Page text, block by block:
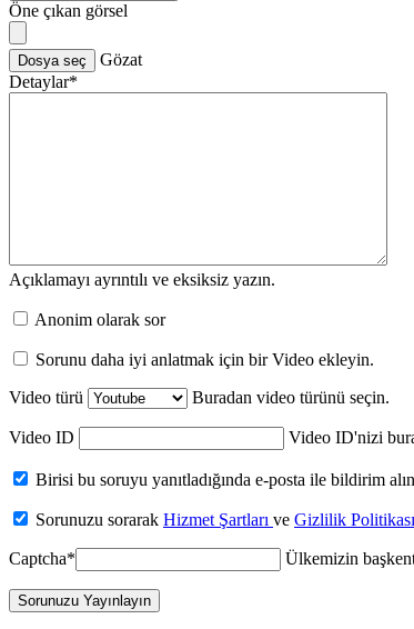
Öne çıkan görsel
Dosya seç
Gözat
Detaylar*
Açıklamayı ayrıntılı ve eksiksiz yazın.
Anonim olarak sor
Sorunu daha iyi anlatmak için bir Video ekleyin.
Video türü
Buradan video türünü seçin.
Video ID Video ID'nizi
Birisi bu soruyu yanıtladığında e-posta ile bildirim
Sorunuzu sorarak Hizmet Şartları ve Gizlilik Politikası
Captcha* Ülkemizin
Sorunuzu Yayınlayın